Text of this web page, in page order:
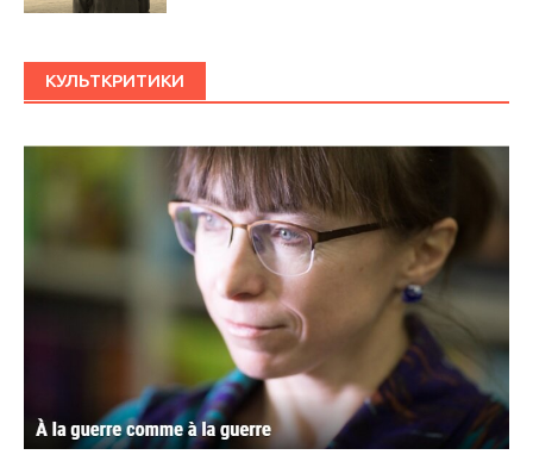
КУЛЬТКРИТИКИ